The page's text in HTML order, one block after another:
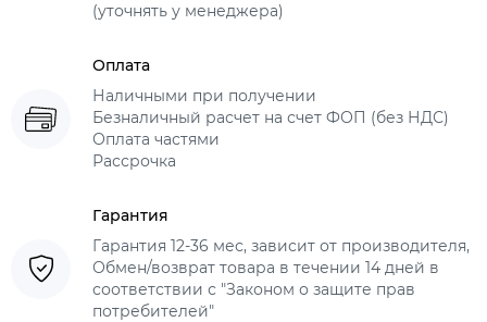
(уточнять у менеджера)
Оплата
Наличными при получении
Безналичный расчет на счет ФОП (без НДС)
Оплата частями
Рассрочка
Гарантия
Гарантия 12-36 мес, зависит от производителя,
Обмен/возврат товара в течении 14 дней в
соответствии с "Законом о защите прав
потребителей"